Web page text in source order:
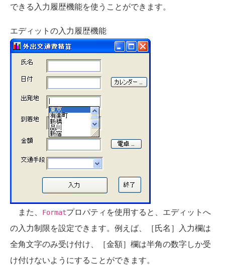
できる入力履歴機能を使うことができます。
エディットの入力履歴機能
また、 Formatプロパティを使用すると、エディットへ
の入力制限を設定できます。例えば、［氏名］入力欄は
全角文字のみ受け付け、［金額］欄は半角の数字しか受
け付けないようにすることができます。